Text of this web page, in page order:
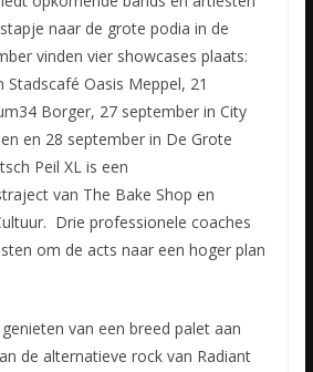
naar de grote podia in de
vinden vier showcases plaats:
Oasis Meppel, 21
Borger, 27 september in City
en 28 september in De Grote
Peil XL is een
van The Bake Shop en
Drie professionele coaches
om de acts naar een hoger plan
van een breed palet aan
de alternatieve rock van Radiant